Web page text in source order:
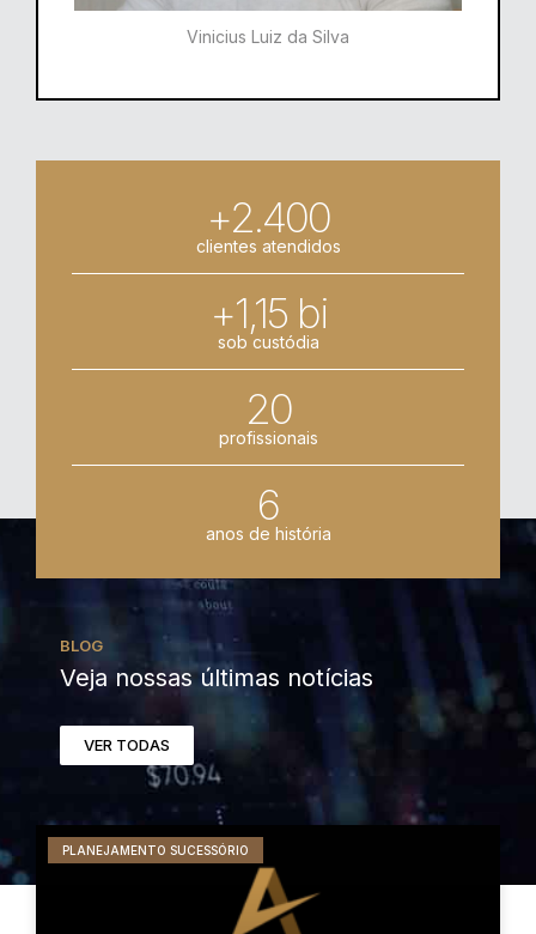
Vinicius Luiz da Silva
+2.400
clientes atendidos
+1,15 bi
sob custódia
20
profissionais
6
anos de história
BLOG
Veja nossas últimas notícias
VER TODAS
PLANEJAMENTO SUCESSÓRIO